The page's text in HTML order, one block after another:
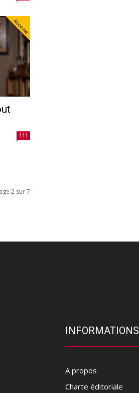
Abonné
111
2 sur 7
INFORMATIONS
A propos
Charte éditoriale